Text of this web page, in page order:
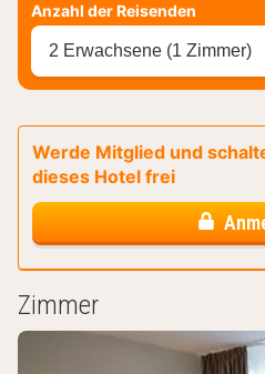
Anzahl der Reisenden
2 Erwachsene (1 Zimmer)
Werde Mitglied und
dieses Hotel frei
Zimmer